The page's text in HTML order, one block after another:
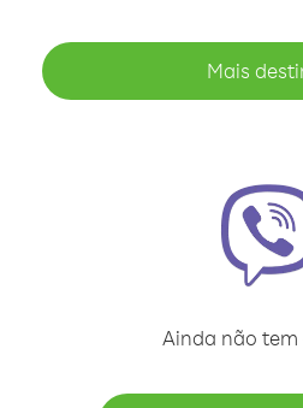
Mais
Ainda não tem